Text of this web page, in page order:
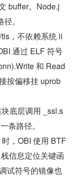
buffer。Node.j
。
，不依赖系统 li
通过 ELF 符号
和 Read
按偏移挂 uprob
底层调用 _ssl.s
条路径。
，OBI 使用 BTF
信息定位关键函
试符号的镜像也